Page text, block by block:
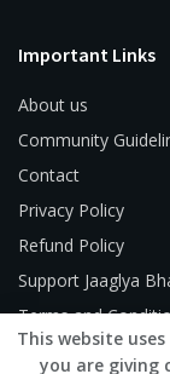
Important Links
About us
Community
Contact
Privacy Policy
Refund Policy
Support Jaaglya
Terms and
This website
you are giving